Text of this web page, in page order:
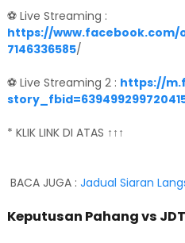
⚽ Live Streaming :
https://www.facebook.com/
7146336585/
⚽ Live Streaming 2 : https://
* KLIK LINK DI ATAS ↑↑↑
BACA JUGA : Jadual Siaran
Keputusan Pahang vs